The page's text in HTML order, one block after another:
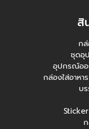
สิ
ก
ชุดอุ
อุปกรณ์ออ
กล่องใส่อาห
บ